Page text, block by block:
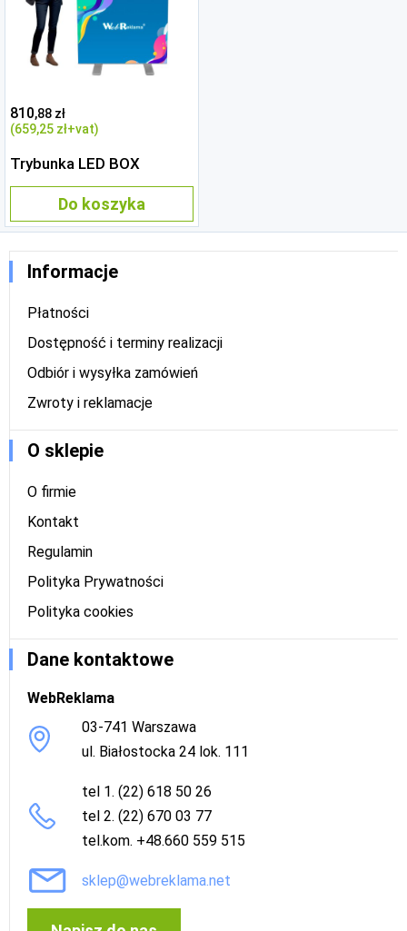
810,88 zł
(659,25 zł+vat)
Trybunka LED BOX
Do koszyka
Informacje
Płatności
Dostępność i terminy realizacji
Odbiór i wysyłka zamówień
Zwroty i reklamacje
O sklepie
O firmie
Kontakt
Regulamin
Polityka Prywatności
Polityka cookies
Dane kontaktowe
WebReklama
03-741 Warszawa
ul. Białostocka 24 lok. 111
tel 1. (22) 618 50 26
tel 2. (22) 670 03 77
tel.kom. +48.660 559 515
sklep@webreklama.net